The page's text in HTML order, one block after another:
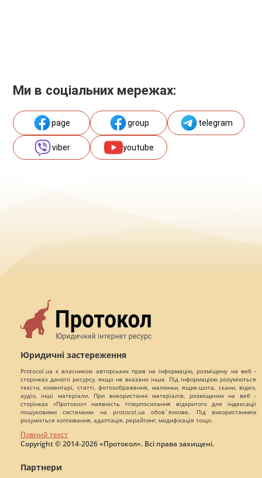
Ми в соціальних мережах:
page group telegram
viber youtube
Юридичні застереження
Protocol.ua є власником авторських прав на інформацію, розміщену на веб -
сторінках даного ресурсу, якщо не вказано інше. Під інформацією розуміються
тексти, коментарі, статті, фотозображення, малюнки, ящик-шота, скани, відео,
аудіо, інші матеріали. При використанні матеріалів, розміщених на веб -
сторінках «Протокол» наявність гіперпосилання відкритого для індексації
пошуковими системами на protocol.ua обов`язкове. Під використанням
розуміється копіювання, адаптація, рерайтинг, модифікація тощо.
Повний текст
Copyright © 2014-2026 «Протокол». Всі права захищені.
Партнери